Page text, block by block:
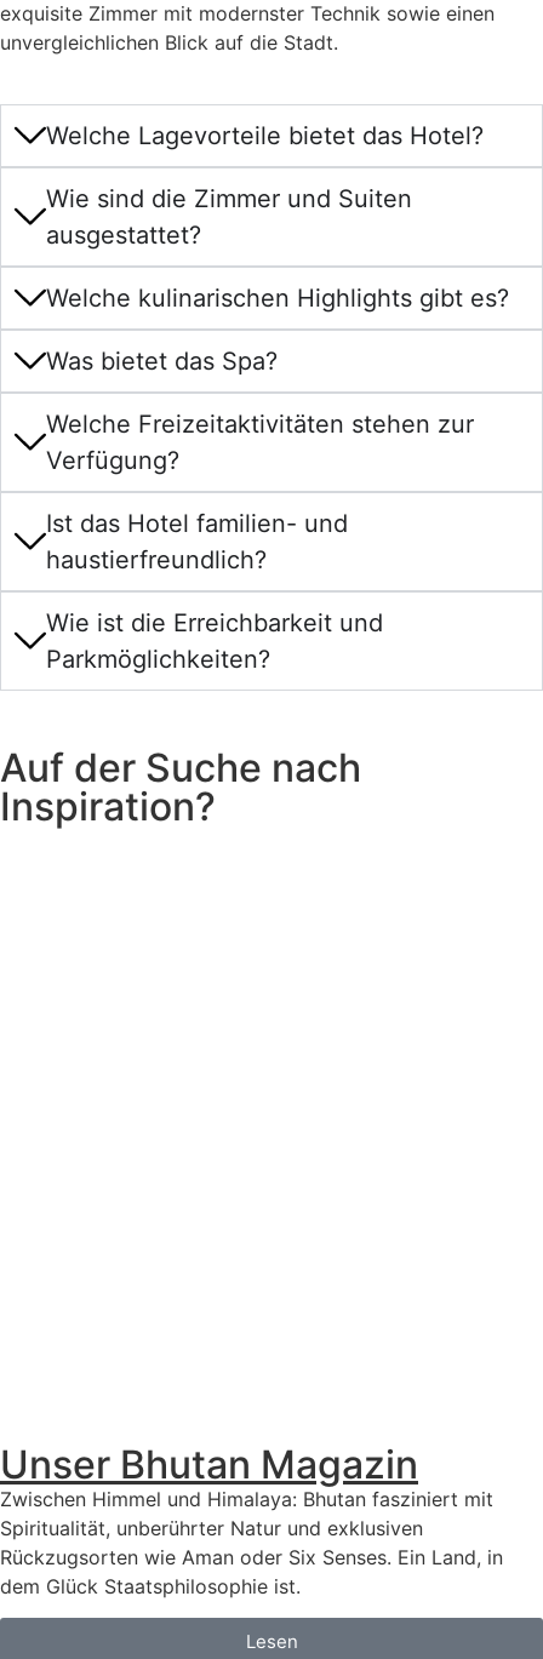
exquisite Zimmer mit modernster Technik sowie einen
unvergleichlichen Blick auf die Stadt.
Welche Lagevorteile bietet das Hotel?
Wie sind die Zimmer und Suiten
ausgestattet?
Welche kulinarischen Highlights gibt es?
Was bietet das Spa?
Welche Freizeitaktivitäten stehen zur
Verfügung?
Ist das Hotel familien- und
haustierfreundlich?
Wie ist die Erreichbarkeit und
Parkmöglichkeiten?
Auf der Suche nach
Inspiration?
Unser Bhutan Magazin
Zwischen Himmel und Himalaya: Bhutan fasziniert mit
Spiritualität, unberührter Natur und exklusiven
Rückzugsorten wie Aman oder Six Senses. Ein Land, in
dem Glück Staatsphilosophie ist.
Lesen